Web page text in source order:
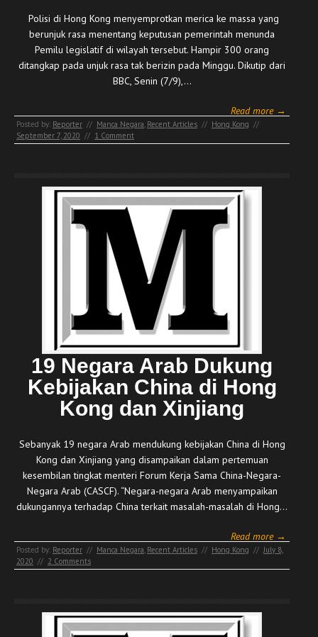
Polisi di Hong Kong menyemprotkan merica ke massa yang
berunjuk rasa menentang keputusan pemerintah menunda
Pemilu legislatif di wilayah tersebut. Hampir 300 orang
ditangkap pada unjuk rasa tak berizin pada Minggu. Dikutip dari
BBC, Senin (7/9),…
Read more →
Posted by: Reporter // Manca Negara Recent Articles // Hong Kong //
September 7, 2020 // 1 Comment
19 Negara Arab Dukung
Kebijakan China di Hong
Kong dan Xinjiang
Sebanyak 19 negara Arab mendukung kebijakan China di Hong
Kong dan Xinjiang yang disampaikan dalam pertemuan
kesembilan tingkat menteri Forum Kerja Sama China-Negara-
Negara Arab (CASCF). “Negara-negara Arab menyampaikan
dukungannya terhadap China terkait masalah-masalah di Hong…
Read more →
Posted by: Reporter // Manca Negara Recent Articles // Hong Kong // July 8,
2020 // 2 Comments